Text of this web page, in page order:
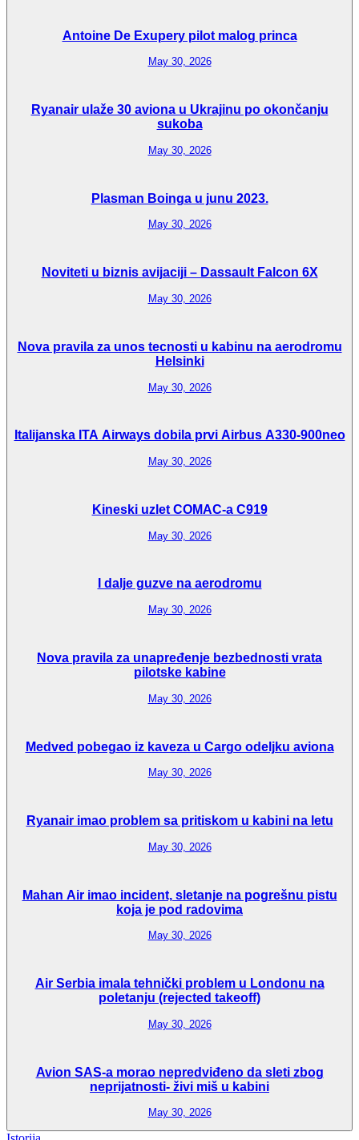
Antoine De Exupery pilot malog princa
May 30, 2026
Ryanair ulaže 30 aviona u Ukrajinu po okončanju
sukoba
May 30, 2026
Plasman Boinga u junu 2023.
May 30, 2026
Noviteti u biznis avijaciji – Dassault Falcon 6X
May 30, 2026
Nova pravila za unos tecnosti u kabinu na aerodromu
Helsinki
May 30, 2026
Italijanska ITA Airways dobila prvi Airbus A330-900neo
May 30, 2026
Kineski uzlet COMAC-a C919
May 30, 2026
I dalje guzve na aerodromu
May 30, 2026
Nova pravila za unapređenje bezbednosti vrata
pilotske kabine
May 30, 2026
Medved pobegao iz kaveza u Cargo odeljku aviona
May 30, 2026
Ryanair imao problem sa pritiskom u kabini na letu
May 30, 2026
Mahan Air imao incident, sletanje na pogrešnu pistu
koja je pod radovima
May 30, 2026
Air Serbia imala tehnički problem u Londonu na
poletanju (rejected takeoff)
May 30, 2026
Avion SAS-a morao nepredviđeno da sleti zbog
neprijatnosti- živi miš u kabini
May 30, 2026